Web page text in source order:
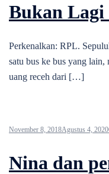
Bukan Lagi
Perkenalkan: RPL.
satu bus ke bus yang
uang receh dari […]
November 8, 2018Agustus 4, 2020
Nina dan